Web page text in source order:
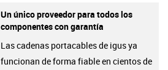
Un único proveedor para todos los
componentes con garantía
Las cadenas portacables de igus ya
funcionan de forma fiable en cientos de